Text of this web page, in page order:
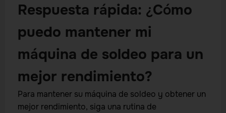
Respuesta rápida: ¿Cómo
puedo mantener mi
máquina de soldeo para un
mejor rendimiento?
Para mantener su máquina de soldeo y obtener un
mejor rendimiento, siga una rutina de